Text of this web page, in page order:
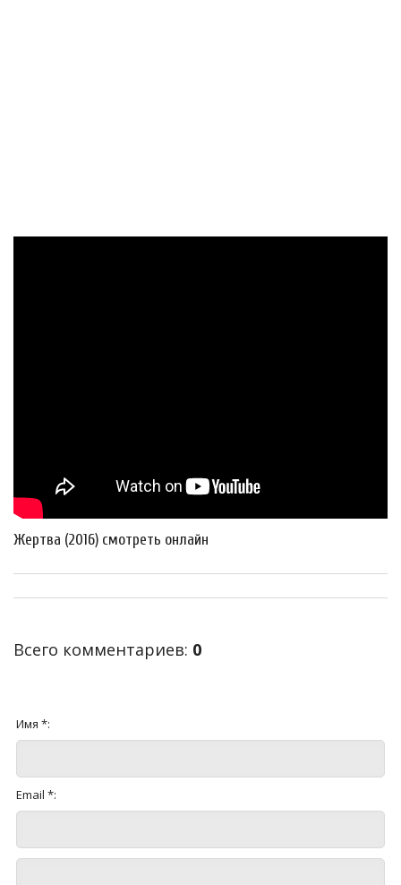
Жертва (2016) смотреть онлайн
Всего комментариев: 0
Имя *:
Email *: